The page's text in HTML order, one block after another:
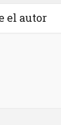
el autor